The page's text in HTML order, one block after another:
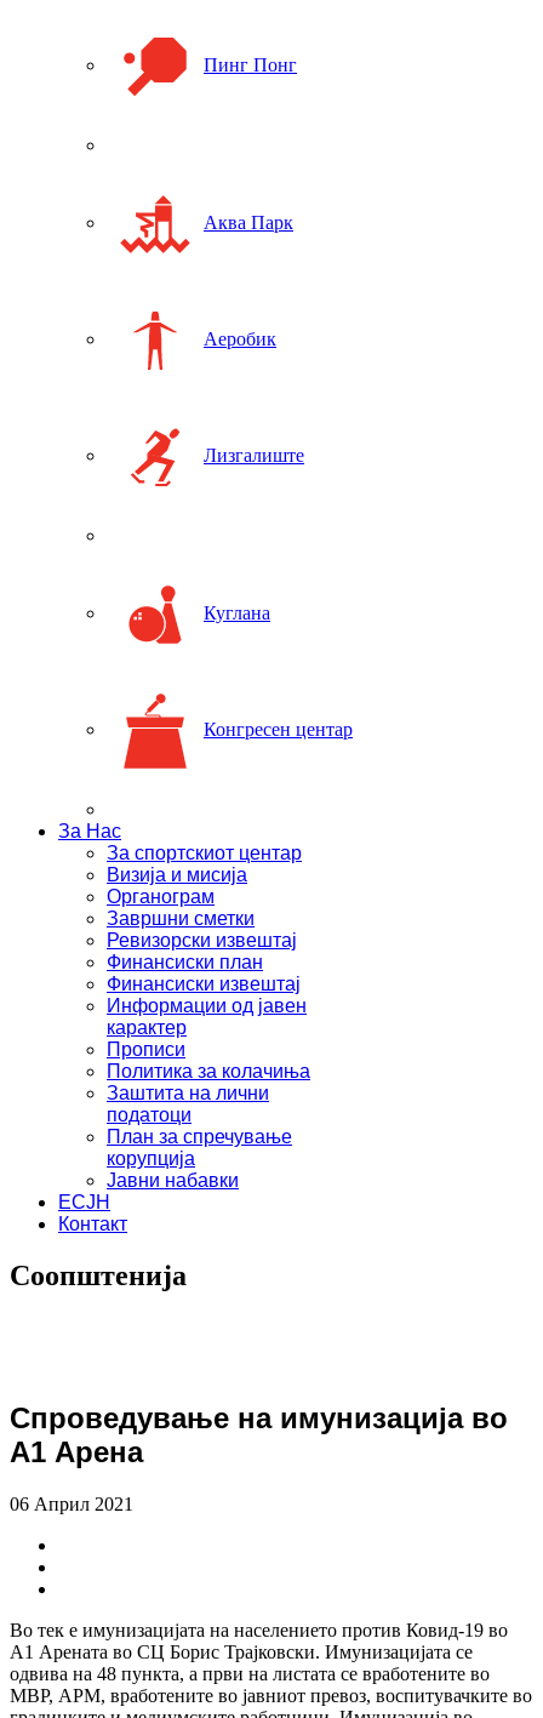
Пинг Понг
Аква Парк
Аеробик
Лизгалиште
Куглана
Конгресен центар
За Нас
За спортскиот центар
Визија и мисија
Органограм
Завршни сметки
Ревизорски извештај
Финансиски план
Финансиски извештај
Информации од јавен
карактер
Прописи
Политика за колачиња
Заштита на лични
податоци
План за спречување
корупција
Јавни набавки
ЕСЈН
Контакт
Соопштенија
Спроведување на имунизација во
А1 Арена
06 Април 2021
Во тек е имунизацијата на населението против Ковид-19 во
А1 Арената во СЦ Борис Трајковски. Имунизацијата се
одвива на 48 пункта, а први на листата се вработените во
МВР, АРМ, вработените во јавниот превоз, воспитувачките во